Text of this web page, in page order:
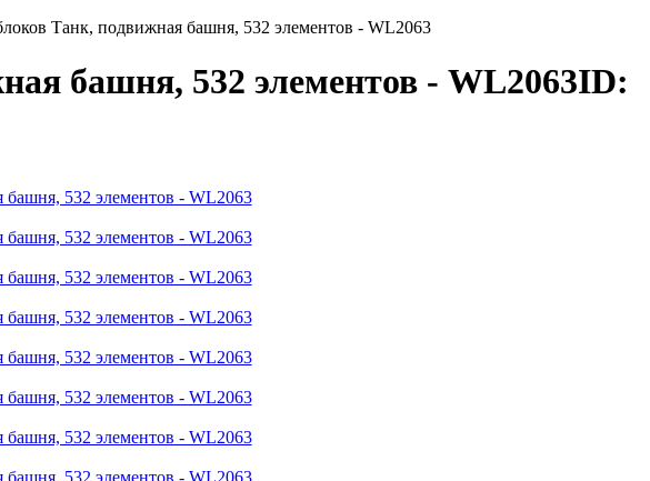
Танк, подвижная башня, 532 элементов - WL2063
башня, 532 элементов - WL2063ID: